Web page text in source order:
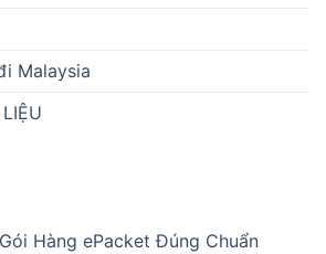
Malaysia
Hàng ePacket Đúng Chuẩn